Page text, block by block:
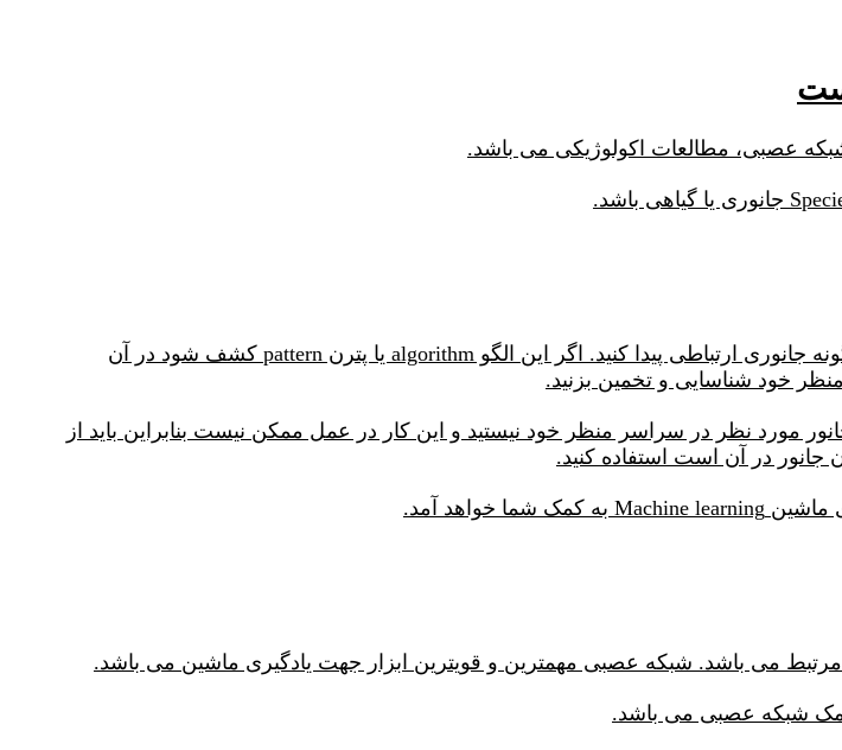
عصبی، مطالعات اکولوژیکی می باشد.
سوال اساسی آن است که بین داده های اقلیمی و حضور یا عدم حضور آن گونه جانوری ارتباطی پیدا کنید. اگر این الگو algorithm یا پترن pattern کشف شود در آن
خود شناسایی و تخمین بزنید.
مورد نظر در سراسر منظر خود نیستید و این کار در عمل ممکن نیست بنابراین باید از
در آن است استفاده کنید.
می باشد. شبکه عصبی مهمترین و قویترین ابزار جهت یادگیری ماشین می باشد.
کمک شبکه عصبی می باشد.